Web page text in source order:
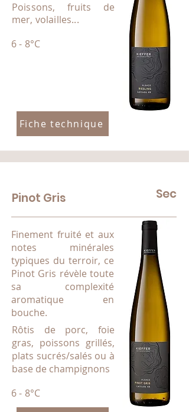
Poissons, fruits de
mer, volailles...
6 - 8°C
Fiche technique
Pinot Gris Sec
Finement fruité et aux
notes minérales
typiques du terroir, ce
Pinot Gris révèle toute
sa complexité
aromatique en
bouche.
Rôtis de porc, foie
gras, poissons grillés,
plats sucrés/salés ou à
base de champignons
6 - 8°C